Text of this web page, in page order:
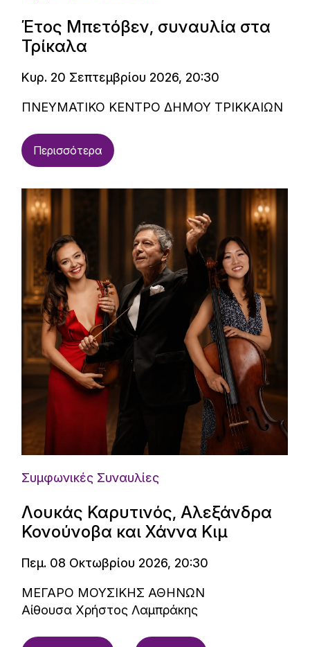
Έτος Μπετόβεν, συναυλία στα
Τρίκαλα
Κυρ. 20 Σεπτεμβρίου 2026, 20:30
ΠΝΕΥΜΑΤΙΚΟ ΚΕΝΤΡΟ ΔΗΜΟΥ ΤΡΙΚΚΑΙΩΝ
Περισσότερα
Συμφωνικές Συναυλίες
Λουκάς Καρυτινός, Αλεξάνδρα
Κονούνοβα και Χάννα Κιμ
Πεμ. 08 Οκτωβρίου 2026, 20:30
ΜΕΓΑΡΟ ΜΟΥΣΙΚΗΣ ΑΘΗΝΩΝ
Αίθουσα Χρήστος Λαμπράκης